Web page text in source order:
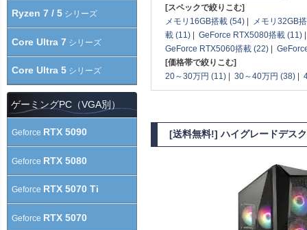
[スペックで絞りこむ]
メモリ16GB搭載 (54) |
メモリ32GB
載 (11) | GeForce RTX5080搭載 (11)
GeForce RTX5060搭載 (22) |
[価格帯で絞りこむ]
20～30万円 (11) | 30～40万円 (38) |
[送料無料!] ハイグレードデス
Ryzen 7 / 5 シリーズ
Core Ultra 7 シリーズ
Core Ultra 5 シリーズ
ゲーミングPC（VGA別）
Geforce RTX 5090
Geforce RTX 5080
Geforce RTX 5070 Ti
Geforce RTX 5070